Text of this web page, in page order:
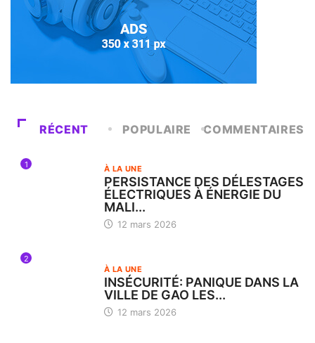
RÉCENT POPULAIRE COMMENTAIRES
1 À LA UNE
PERSISTANCE DES DÉLESTAGES
ÉLECTRIQUES À ÉNERGIE DU
MALI...
12 mars 2026
2
À LA UNE
INSÉCURITÉ: PANIQUE DANS LA
VILLE DE GAO LES...
12 mars 2026